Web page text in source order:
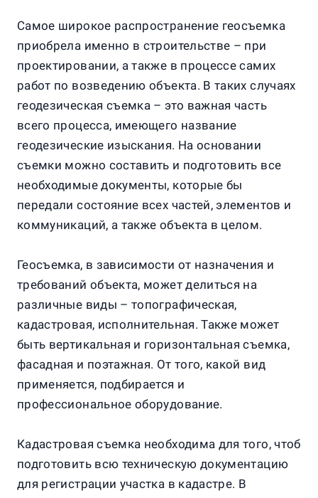
Самое широкое распространение геосъемка
приобрела именно в строительстве – при
проектировании, а также в процессе самих
работ по возведению объекта. В таких случаях
геодезическая съемка – это важная часть
всего процесса, имеющего название
геодезические изыскания. На основании
съемки можно составить и подготовить все
необходимые документы, которые бы
передали состояние всех частей, элементов и
коммуникаций, а также объекта в целом.
Геосъемка, в зависимости от назначения и
требований объекта, может делиться на
различные виды – топографическая,
кадастровая, исполнительная. Также может
быть вертикальная и горизонтальная съемка,
фасадная и поэтажная. От того, какой вид
применяется, подбирается и
профессиональное оборудование.
Кадастровая съемка необходима для того, чтоб
подготовить всю техническую документацию
для регистрации участка в кадастре. В